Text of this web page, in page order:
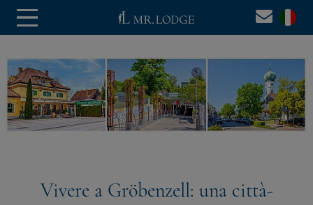
Vivere a Gröbenzell: una città-